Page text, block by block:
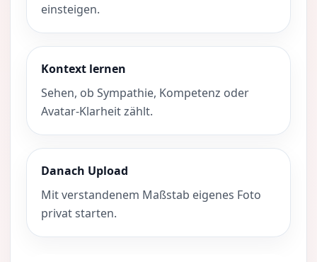
einsteigen.
Kontext lernen
Sehen, ob Sympathie, Kompetenz oder
Avatar-Klarheit zählt.
Danach Upload
Mit verstandenem Maßstab eigenes Foto
privat starten.